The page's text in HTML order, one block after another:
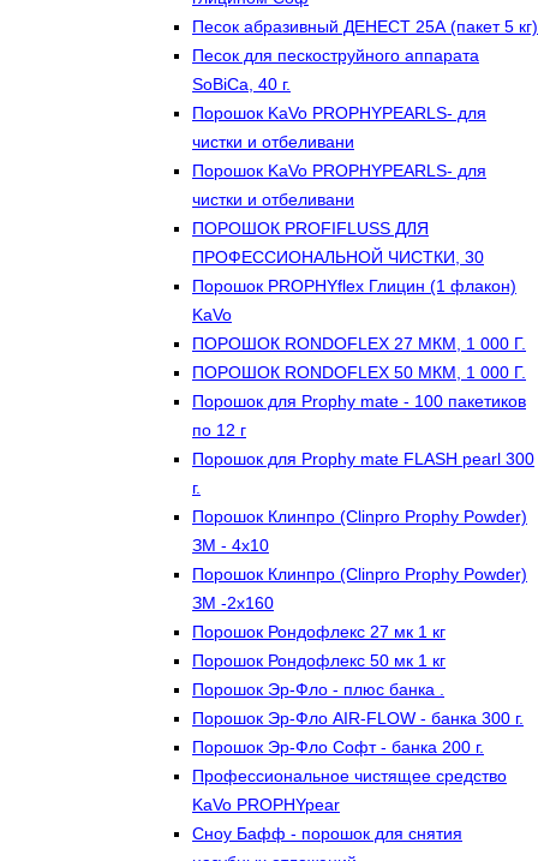
Песок абразивный ДЕНЕСТ 25А (пакет 5 кг)
Песок для пескоструйного аппарата
SoBiCa, 40 г.
Порошок KaVo PROPHYPEARLS- для
чистки и отбеливани
Порошок KaVo PROPHYPEARLS- для
чистки и отбеливани
ПОРОШОК PROFIFLUSS ДЛЯ
ПРОФЕССИОНАЛЬНОЙ ЧИСТКИ, 30
Порошок PROPHYflex Глицин (1 флакон)
KaVo
ПОРОШОК RONDOFLEX 27 МКМ, 1 000 Г.
ПОРОШОК RONDOFLEX 50 МКМ, 1 000 Г.
Порошок для Proрhy mate - 100 пакетиков
по 12 г
Порошок для Proрhy mate FLASH pearl 300
г.
Порошок Клинпро (Clinpro Prophy Powder)
ЗМ - 4х10
Порошок Клинпро (Clinpro Prophy Powder)
ЗМ -2х160
Порошок Рондофлекс 27 мк 1 кг
Порошок Рондофлекс 50 мк 1 кг
Порошок Эр-Фло - плюс банка .
Порошок Эр-Фло AIR-FLOW - банка 300 г.
Порошок Эр-Фло Софт - банка 200 г.
Профессиональное чистящее средство
KaVo PROPHYpear
Сноу Бафф - порошок для снятия